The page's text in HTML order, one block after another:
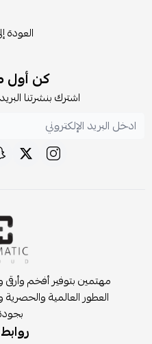
العودة
كن أول
اشترك بنشرتنا
مهتمين بتوفير أفخم
العطور العالمية